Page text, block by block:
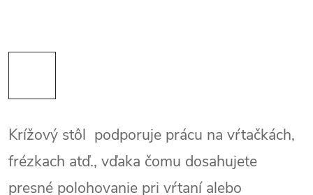
Krížový stôl podporuje prácu na vŕtačkách,
frézkach atď., vďaka čomu dosahujete
presné polohovanie pri vŕtaní alebo